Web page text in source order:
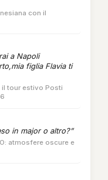
con il
a Napoli
figlia Flavia ti
tour estivo Posti
in major o altro?”
atmosfere oscure e